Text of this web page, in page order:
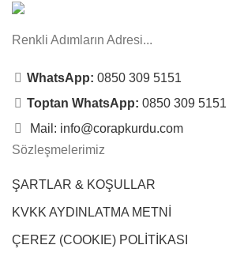
Renkli Adımların Adresi...
WhatsApp: 0850 309 5151
Toptan WhatsApp: 0850 309 5151
Mail: info@corapkurdu.com
Sözleşmelerimiz
ŞARTLAR & KOŞULLAR
KVKK AYDINLATMA METNİ
ÇEREZ (COOKIE) POLİTİKASI